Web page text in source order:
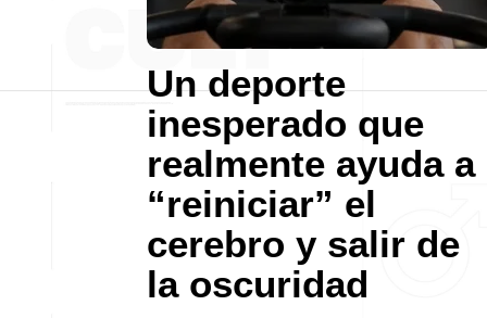
Un deporte
inesperado que
realmente ayuda a
“reiniciar” el
cerebro y salir de
la oscuridad